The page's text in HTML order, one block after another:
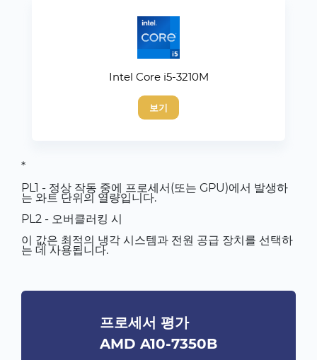
Intel Core i5-3210M
보기
*
PL1 - 정상 작동 중에 프로세서(또는 GPU)에서 발생하
는 와트 단위의 열량입니다.
PL2 - 오버클러킹 시
이 값은 최적의 냉각 시스템과 전원 공급 장치를 선택하
는 데 사용됩니다.
프로세서 평가
AMD A10-7350B